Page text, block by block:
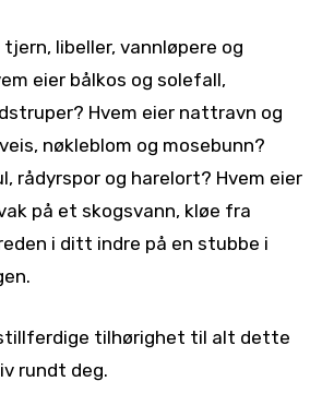
libeller, vannløpere og
eier bålkos og solefall,
Hvem eier nattravn og
nøkleblom og mosebunn?
rådyrspor og harelort? Hvem eier
på et skogsvann, kløe fra
i ditt indre på en stubbe i
tilhørighet til alt dette
rundt deg.